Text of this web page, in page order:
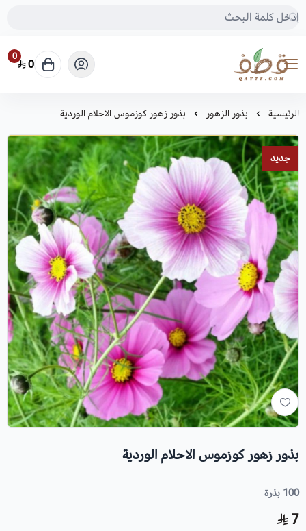
متجر قطف للبذور
0
0
الرئيسية بذور الزهور بذور زهور كوزموس الاحلام الوردية
جديد
بذور زهور كوزموس الاحلام الوردية
100 بذرة
7